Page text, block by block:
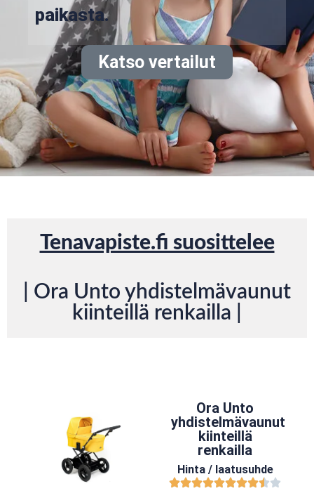
paikasta.
Katso vertailut
Tenavapiste.fi suosittelee
| Ora Unto yhdistelmävaunut
kiinteillä renkailla |
Ora Unto
yhdistelmävaunut
kiinteillä
renkailla
Hinta / laatusuhde